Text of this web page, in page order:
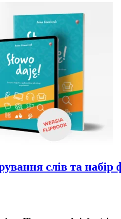
слів та набір